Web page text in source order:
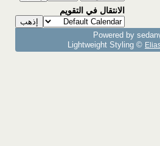
الانتقال في التقويم
Powered by
Lightweight Styling ©